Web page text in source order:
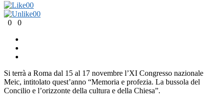
00
00
0
0
Si terrà a Roma dal 15 al 17 novembre l’XI Congresso nazionale
Meic, intitolato quest’anno “Memoria e profezia. La bussola del
Concilio e l’orizzonte della cultura e della Chiesa”.